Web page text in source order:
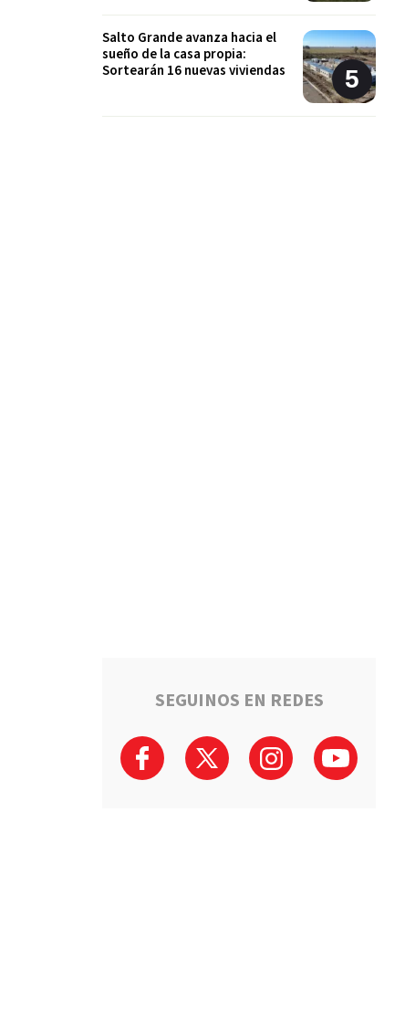
Salto Grande avanza hacia el
sueño de la casa propia:
Sortearán 16 nuevas viviendas
SEGUINOS EN REDES